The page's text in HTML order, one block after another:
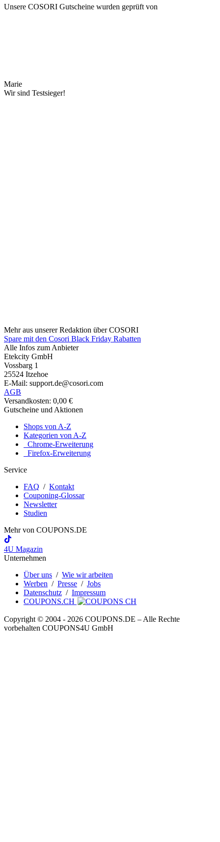
Unsere COSORI Gutscheine wurden geprüft von
Marie
Wir sind Testsieger!
Mehr aus unserer Redaktion über COSORI
Spare mit den Cosori Black Friday Rabatten
Alle Infos zum Anbieter
Etekcity GmbH
Vossbarg 1
25524 Itzehoe
E-Mail: support.de@cosori.com
AGB
Versandkosten: 0,00 €
Gutscheine und Aktionen
Shops von A-Z
Kategorien von A-Z
Chrome-Erweiterung
Firefox-Erweiterung
Service
FAQ / Kontakt
Couponing-Glossar
Newsletter
Studien
Mehr von COUPONS.DE
4U Magazin
Unternehmen
Über uns / Wie wir arbeiten
Werben / Presse / Jobs
Datenschutz / Impressum
COUPONS.CH
Copyright © 2004 ‐ 2026 COUPONS.DE – Alle Rechte
vorbehalten COUPONS4U GmbH